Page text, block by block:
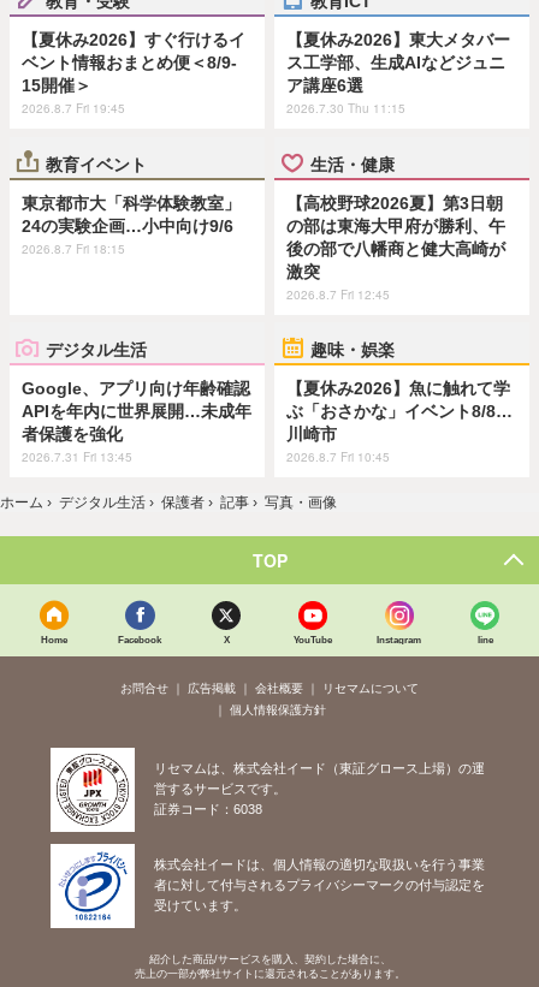
【夏休み2026】すぐ行けるイ
ベント情報おまとめ便＜8/9-
15開催＞
2026.8.7 Fri 19:45
【夏休み2026】東大メタバー
ス工学部、生成AIなどジュニ
ア講座6選
2026.7.30 Thu 11:15
教育イベント
東京都市大「科学体験教室」
24の実験企画…小中向け9/6
2026.8.7 Fri 18:15
生活・健康
【高校野球2026夏】第3日朝
の部は東海大甲府が勝利、午
後の部で八幡商と健大高崎が
激突
2026.8.7 Fri 12:45
デジタル生活
Google、アプリ向け年齢確認
APIを年内に世界展開…未成年
者保護を強化
2026.7.31 Fri 13:45
趣味・娯楽
【夏休み2026】魚に触れて学
ぶ「おさかな」イベント8/8…
川崎市
2026.8.7 Fri 10:45
ホーム › デジタル生活 › 保護者 › 記事 › 写真・画像
TOP
Home Facebook X YouTube Instagram line
お問合せ 広告掲載 会社概要
リセマムについて
個人情報保護方針
リセマムは、株式会社イード（東証グロース上場）の運
営するサービスです。
証券コード：6038
株式会社イードは、個人情報の適切な取扱いを行う事業
者に対して付与されるプライバシーマークの付与認定を
受けています。
紹介した商品/サービスを購入、契約した場合に、
売上の一部が弊社サイトに還元されることがあります。